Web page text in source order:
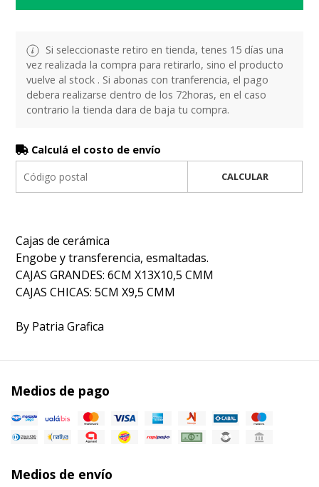
Si seleccionaste retiro en tienda, tenes 15 días una
vez realizada la compra para retirarlo, sino el producto
vuelve al stock . Si abonas con tranferencia, el pago
debera realizarse dentro de los 72horas, en el caso
contrario la tienda dara de baja tu compra.
Calculá el costo de envío
CALCULAR
Cajas de cerámica
Engobe y transferencia, esmaltadas.
CAJAS GRANDES: 6CM X13X10,5 CMM
CAJAS CHICAS: 5CM X9,5 CMM
By Patria Grafica
Medios de pago
Medios de envío